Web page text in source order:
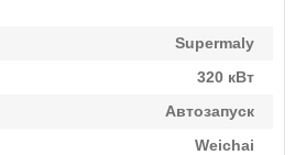
Supermaly
320 кВт
Автозапуск
Weichai